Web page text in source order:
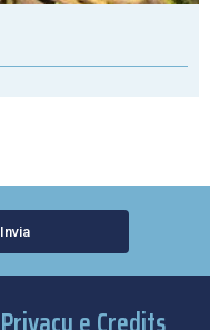
Invia